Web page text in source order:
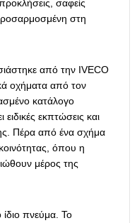
σαφείς
στη
από την IVECO
οχήματα από τον
κατάλογο
εκπτώσεις και
Πέρα από ένα σχήμα
όπου η
μέρος της
πνεύμα. Το